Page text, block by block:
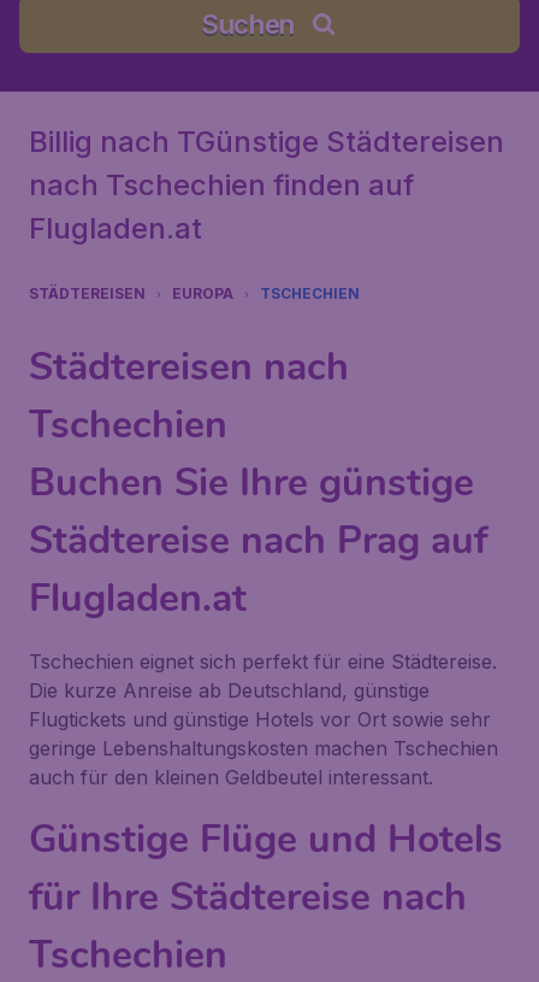
Suchen
Billig nach TGünstige Städtereisen
nach Tschechien finden auf
Flugladen.at
STÄDTEREISEN EUROPA TSCHECHIEN
Städtereisen nach
Tschechien
Buchen Sie Ihre günstige
Städtereise nach Prag auf
Flugladen.at
Tschechien eignet sich perfekt für eine Städtereise.
Die kurze Anreise ab Deutschland, günstige
Flugtickets und günstige Hotels vor Ort sowie sehr
geringe Lebenshaltungskosten machen Tschechien
auch für den kleinen Geldbeutel interessant.
Günstige Flüge und Hotels
für Ihre Städtereise nach
Tschechien